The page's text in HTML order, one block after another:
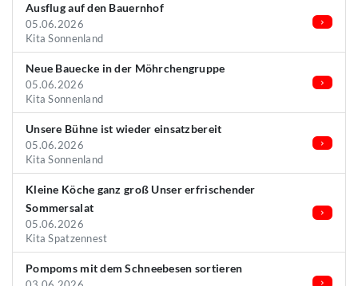
Ausflug auf den Bauernhof
05.06.2026
Kita Sonnenland
Neue Bauecke in der Möhrchengruppe
05.06.2026
Kita Sonnenland
Unsere Bühne ist wieder einsatzbereit
05.06.2026
Kita Sonnenland
Kleine Köche ganz groß Unser erfrischender
Sommersalat
05.06.2026
Kita Spatzennest
Pompoms mit dem Schneebesen sortieren